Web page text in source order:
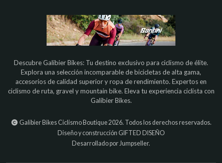
Descubre Galibier Bikes: Tu destino exclusivo para ciclismo de élite.
Explora una selección incomparable de bicicletas de alta gama,
accesorios de calidad superior y ropa de rendimiento. Expertos en
ciclismo de ruta, gravel y mountain bike. Eleva tu experiencia ciclista con
Galibier Bikes.
Galibier Bikes Ciclismo Boutique 2026. Todos los derechos reservados.
Diseño y construcción GIFTED DISEÑO
Desarrollado por Jumpseller.